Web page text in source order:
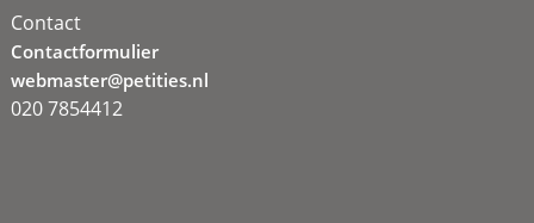
Contact
Contactformulier
webmaster@petities.nl
020 7854412